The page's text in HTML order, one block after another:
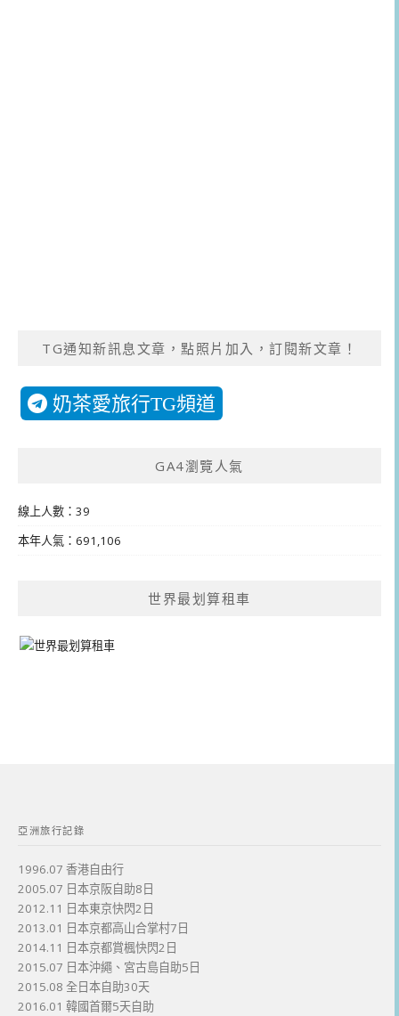
TG通知新訊息文章，點照片加入，訂閱新文章！
奶茶愛旅行TG頻道
GA4瀏覽人氣
線上人數：39
本年人氣：691,106
世界最划算租車
亞洲旅行記錄
1996.07 香港自由行
2005.07 日本京阪自助8日
2012.11 日本東京快閃2日
2013.01 日本京都高山合掌村7日
2014.11 日本京都賞楓快閃2日
2015.07 日本沖繩、宮古島自助5日
2015.08 全日本自助30天
2016.01 韓國首爾5天自助